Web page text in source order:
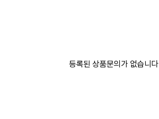
등록된 상품문의가 없습니다